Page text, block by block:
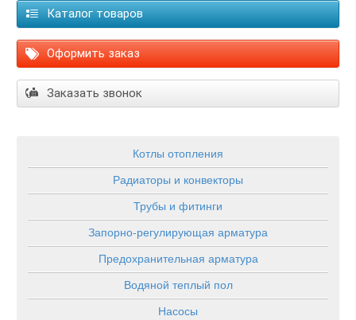
Каталог товаров
Оформить заказ
Заказать звонок
Котлы отопления
Радиаторы и конвекторы
Трубы и фитинги
Запорно-регулирующая арматура
Предохранительная арматура
Водяной теплый пол
Насосы